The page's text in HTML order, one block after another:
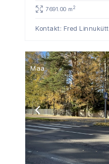
7691.00 m 2
Kontakt: Fred Linnukütt,
Maa